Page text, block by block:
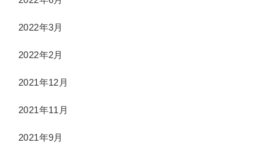
2022年3月
2022年2月
2021年12月
2021年11月
2021年9月